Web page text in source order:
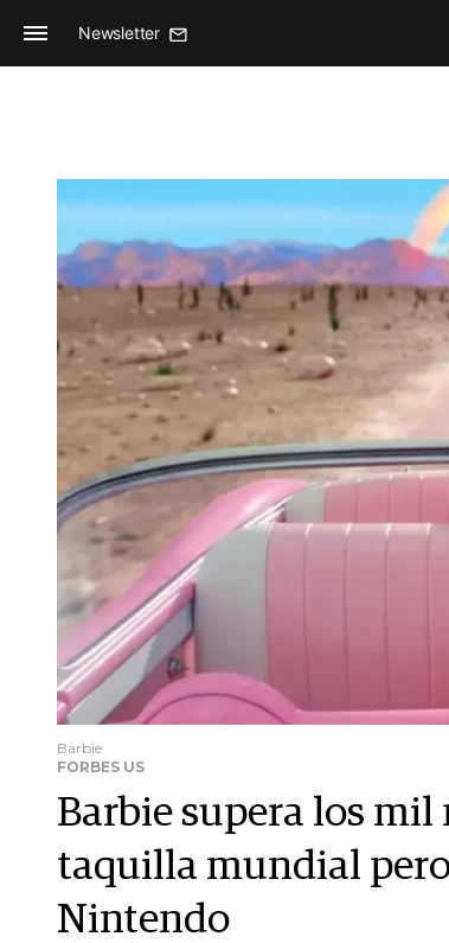
Newsletter
Barbie
FORBES US
Barbie supera los mil
taquilla mundial
Nintendo